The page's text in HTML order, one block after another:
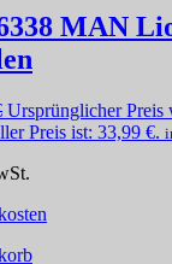
MAN
Ursprünglicher Preis
Preis ist: 33,99 €.